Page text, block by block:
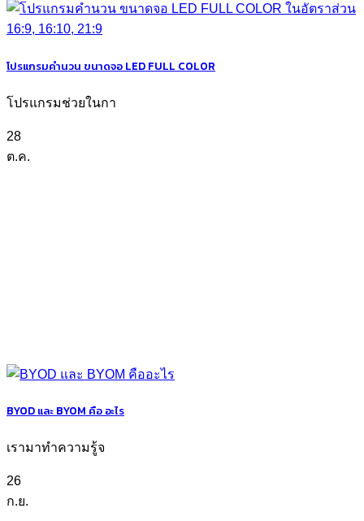
โปรแกรมคำนวน ขนาดจอ LED FULL COLOR
โปรแกรมช่วยในกา
28
ต.ค.
BYOD และ BYOM คือ อะไร
เรามาทำความรู้จ
26
ก.ย.